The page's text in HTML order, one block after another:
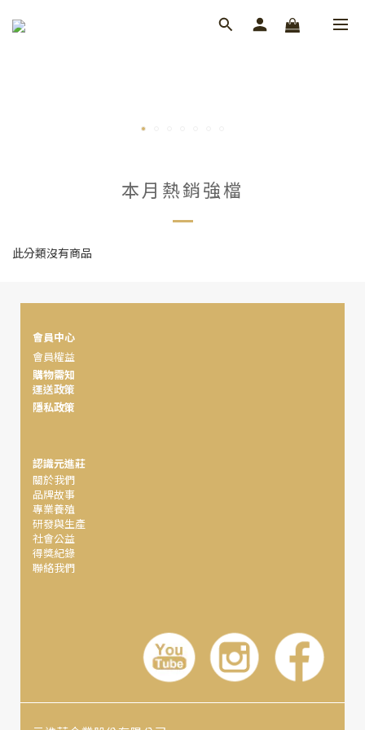
本月熱銷強檔
此分類沒有商品
會員中心
會員權益
購物需知
運送政策
隱私政策
認識元進莊
關於我們
品牌故事
專業養殖
研發與生產
社會公益
得獎紀錄
聯絡我們